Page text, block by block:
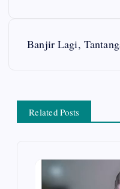
Banjir Lagi,
Related Posts